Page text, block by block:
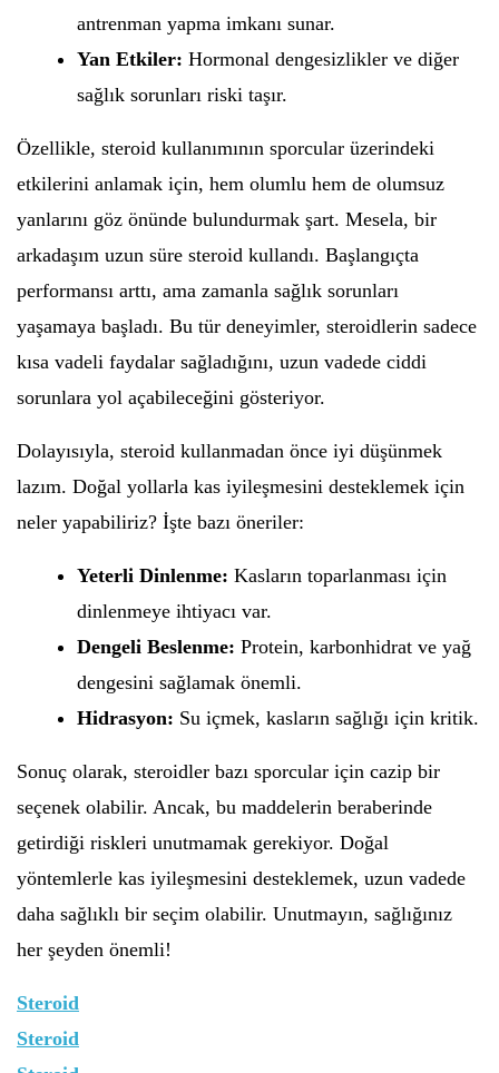
antrenman yapma imkanı sunar.
Yan Etkiler: Hormonal dengesizlikler ve diğer
sağlık sorunları riski taşır.
Özellikle, steroid kullanımının sporcular üzerindeki
etkilerini anlamak için, hem olumlu hem de olumsuz
yanlarını göz önünde bulundurmak şart. Mesela, bir
arkadaşım uzun süre steroid kullandı. Başlangıçta
performansı arttı, ama zamanla sağlık sorunları
yaşamaya başladı. Bu tür deneyimler, steroidlerin sadece
kısa vadeli faydalar sağladığını, uzun vadede ciddi
sorunlara yol açabileceğini gösteriyor.
Dolayısıyla, steroid kullanmadan önce iyi düşünmek
lazım. Doğal yollarla kas iyileşmesini desteklemek için
neler yapabiliriz? İşte bazı öneriler:
Yeterli Dinlenme: Kasların toparlanması için
dinlenmeye ihtiyacı var.
Dengeli Beslenme: Protein, karbonhidrat ve yağ
dengesini sağlamak önemli.
Hidrasyon: Su içmek, kasların sağlığı için kritik.
Sonuç olarak, steroidler bazı sporcular için cazip bir
seçenek olabilir. Ancak, bu maddelerin beraberinde
getirdiği riskleri unutmamak gerekiyor. Doğal
yöntemlerle kas iyileşmesini desteklemek, uzun vadede
daha sağlıklı bir seçim olabilir. Unutmayın, sağlığınız
her şeyden önemli!
Steroid
Steroid